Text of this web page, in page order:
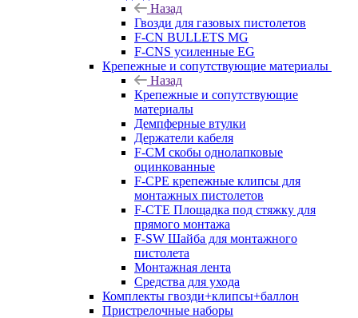
Назад
Гвозди для газовых пистолетов
F-CN BULLETS MG
F-CNS усиленные EG
Крепежные и сопутствующие материалы
Назад
Крепежные и сопутствующие
материалы
Демпферные втулки
Держатели кабеля
F-CM скобы однолапковые
оцинкованные
F-CPE крепежные клипсы для
монтажных пистолетов
F-CTE Площадка под стяжку для
прямого монтажа
F-SW Шайба для монтажного
пистолета
Монтажная лента
Средства для ухода
Комплекты гвозди+клипсы+баллон
Пристрелочные наборы